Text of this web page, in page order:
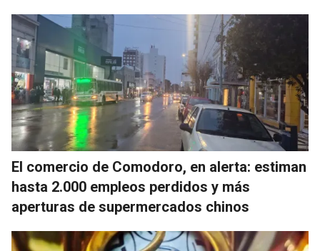
El comercio de Comodoro, en alerta: estiman
hasta 2.000 empleos perdidos y más
aperturas de supermercados chinos